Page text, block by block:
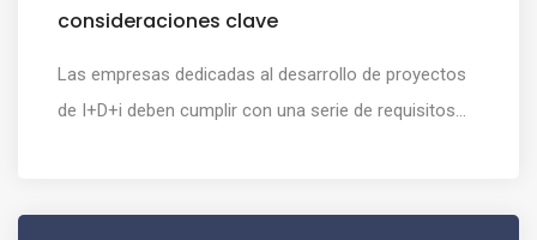
consideraciones clave
Las empresas dedicadas al desarrollo de proyectos
de I+D+i deben cumplir con una serie de requisitos...